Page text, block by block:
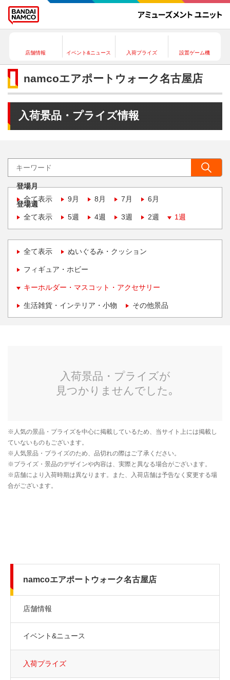
店舗情報 イベント&ニュース 入荷プライズ 設置ゲーム機
namcoエアポートウォーク名古屋店
入荷景品・プライズ情報
登場月
全て表示
9月 8月 7月 6月
登場週
全て表示
5週 4週 3週 2週 1週
全て表示 ぬいぐるみ・クッション
フィギュア・ホビー
キーホルダー・マスコット・アクセサリー
生活雑貨・インテリア・小物 その他景品
namcoエアポートウォーク名古屋店
店舗情報
イベント&ニュース
入荷プライズ